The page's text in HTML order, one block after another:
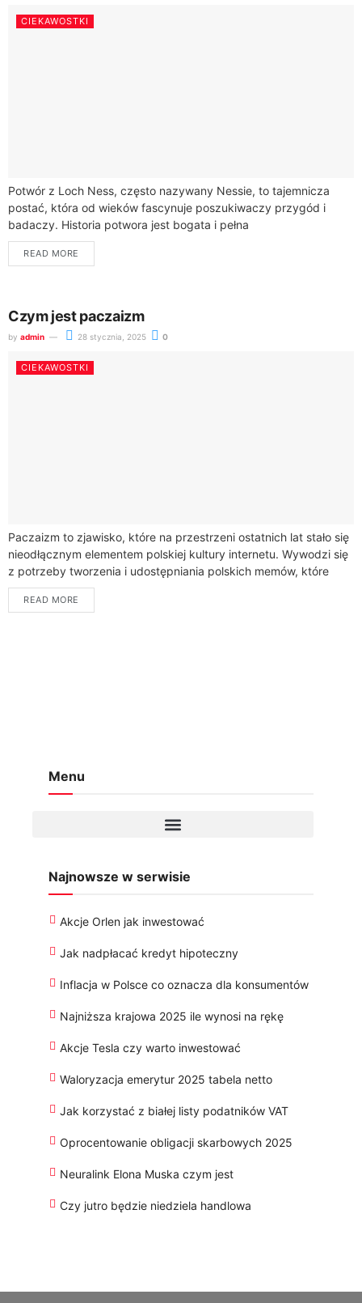
CIEKAWOSTKI
Potwór z Loch Ness, często nazywany Nessie, to tajemnicza
postać, która od wieków fascynuje poszukiwaczy przygód i
badaczy. Historia potwora jest bogata i pełna
niejednoznaczności, z pierwszymi wzmiankami sięgającymi
średniowiecza,...
READ MORE
Czym jest paczaizm
by admin 28 stycznia, 2025 0
CIEKAWOSTKI
Paczaizm to zjawisko, które na przestrzeni ostatnich lat stało się
nieodłącznym elementem polskiej kultury internetu. Wywodzi się
z potrzeby tworzenia i udostępniania polskich memów, które
charakteryzują się specyficznym poczuciem humoru,...
READ MORE
Menu
Najnowsze w serwisie
Akcje Orlen jak inwestować
Jak nadpłacać kredyt hipoteczny
Inflacja w Polsce co oznacza dla konsumentów
Najniższa krajowa 2025 ile wynosi na rękę
Akcje Tesla czy warto inwestować
Waloryzacja emerytur 2025 tabela netto
Jak korzystać z białej listy podatników VAT
Oprocentowanie obligacji skarbowych 2025
Neuralink Elona Muska czym jest
Czy jutro będzie niedziela handlowa